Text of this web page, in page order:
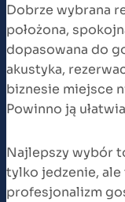
Dobrze wybrana
położona,
dopasowana do
akustyka,
biznesie miejsce
Powinno ją
Najlepszy wybór
tylko jedzenie,
profesjonalizm